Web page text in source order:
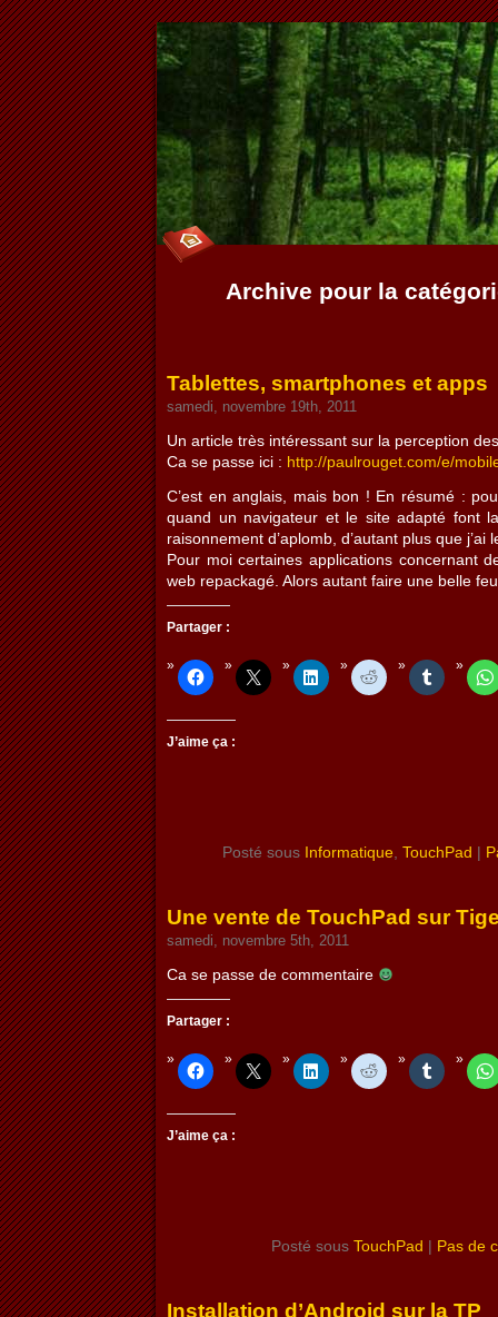
Archive pour la
Tablettes, smartphones et apps
samedi, novembre 19th, 2011
Un article très intéressant sur la perception
Ca se passe ici : http://paulrouget.com/e/
C’est en anglais, mais bon ! En résumé :
quand un navigateur et le site adapté font
raisonnement d’aplomb, d’autant plus que j’ai
Pour moi certaines applications concernant
web repackagé. Alors autant faire une belle
Partager :
J’aime ça :
Posté sous Informatique TouchPad |
Une vente de TouchPad sur
samedi, novembre 5th, 2011
Ca se passe de commentaire
Partager :
J’aime ça :
Posté sous TouchPad | Pas de
Installation d’Android sur la TP